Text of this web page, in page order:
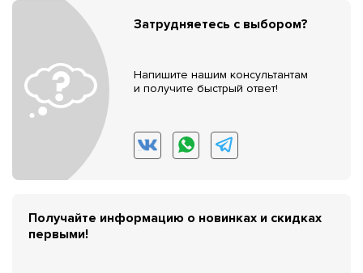
Затрудняетесь с выбором?
Напишите нашим консультантам
и получите быстрый ответ!
Получайте информацию о новинках и скидках
первыми!